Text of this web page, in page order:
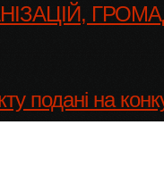
подані на